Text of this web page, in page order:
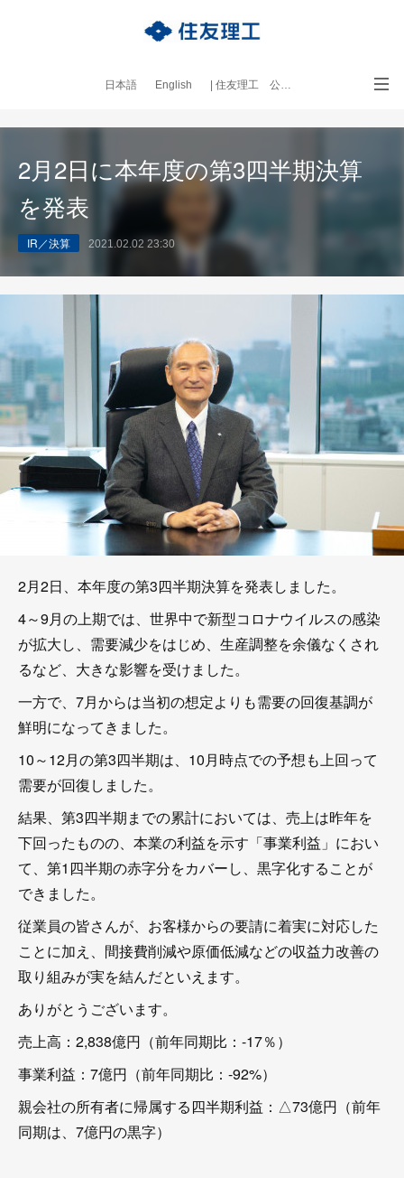
日本語 English | 住友理工 公式サイト
2月2日に本年度の第3四半期決算
を発表
IR／決算 2021.02.02 23:30
2月2日、本年度の第3四半期決算を発表しました。
4～9月の上期では、世界中で新型コロナウイルスの感染
が拡大し、需要減少をはじめ、生産調整を余儀なくされ
るなど、大きな影響を受けました。
一方で、7月からは当初の想定よりも需要の回復基調が
鮮明になってきました。
10～12月の第3四半期は、10月時点での予想も上回って
需要が回復しました。
結果、第3四半期までの累計においては、売上は昨年を
下回ったものの、本業の利益を示す「事業利益」におい
て、第1四半期の赤字分をカバーし、黒字化することが
できました。
従業員の皆さんが、お客様からの要請に着実に対応した
ことに加え、間接費削減や原価低減などの収益力改善の
取り組みが実を結んだといえます。
ありがとうございます。
売上高：2,838億円（前年同期比：-17％）
事業利益：7億円（前年同期比：-92%）
親会社の所有者に帰属する四半期利益：△73億円（前年
同期は、7億円の黒字）